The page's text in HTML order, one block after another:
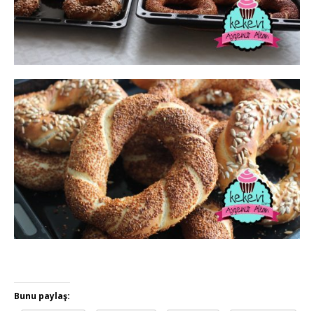
Bunu paylaş: